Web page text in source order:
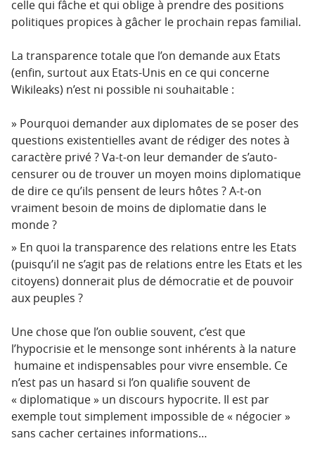
celle qui fâche et qui oblige à prendre des positions
politiques propices à gâcher le prochain repas familial.
La transparence totale que l’on demande aux Etats
(enfin, surtout aux Etats-Unis en ce qui concerne
Wikileaks) n’est ni possible ni souhaitable :
Pourquoi demander aux diplomates de se poser des
questions existentielles avant de rédiger des notes à
caractère privé ? Va-t-on leur demander de s’auto-
censurer ou de trouver un moyen moins diplomatique
de dire ce qu’ils pensent de leurs hôtes ? A-t-on
vraiment besoin de moins de diplomatie dans le
monde ?
En quoi la transparence des relations entre les Etats
(puisqu’il ne s’agit pas de relations entre les Etats et les
citoyens) donnerait plus de démocratie et de pouvoir
aux peuples ?
Une chose que l’on oublie souvent, c’est que
l’hypocrisie et le mensonge sont inhérents à la nature
humaine et indispensables pour vivre ensemble. Ce
n’est pas un hasard si l’on qualifie souvent de
« diplomatique » un discours hypocrite. Il est par
exemple tout simplement impossible de « négocier »
sans cacher certaines informations…